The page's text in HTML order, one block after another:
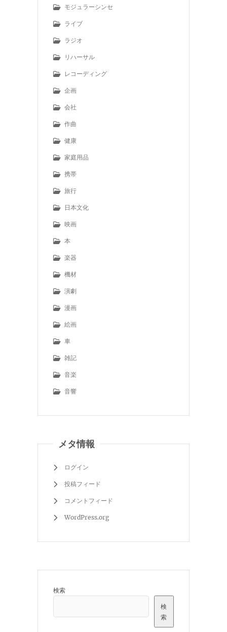
モジュラーシンセ
ライブ
ラジオ
リハーサル
レコーディング
企画
会社
作曲
健康
家庭用品
携帯
旅行
日本文化
映画
本
楽器
機材
演劇
漫画
絵画
車
雑記
音楽
音響
メタ情報
ログイン
投稿フィード
コメントフィード
WordPress.org
検索
検
索